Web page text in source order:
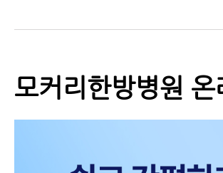
모커리한방병원